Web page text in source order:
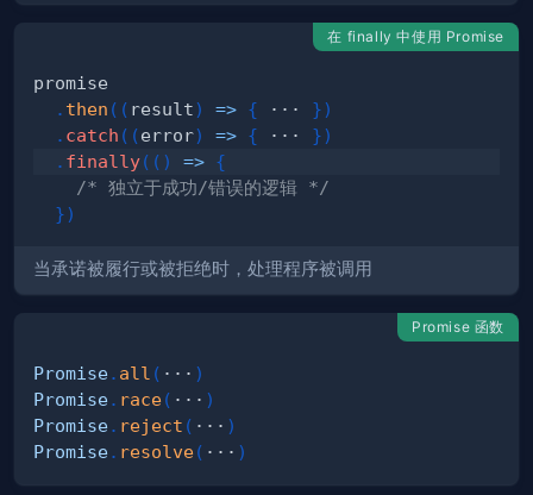
在 finally 中使用 Promise
. then ( ( result) => { ··· })
. catch ( (error) => { ··· })
. finally( ( ) => {
/* 独立于成功/错误的逻辑 */
})
当承诺被履行或被拒绝时，处理程序被调用
Promise 函数
Promise. all ( ··· )
Promise. race( ··· )
Promise. reject ( ··· )
Promise. resolve( ··· )